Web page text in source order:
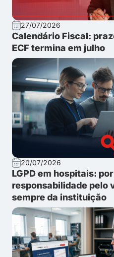
27/07/2026
Calendário Fiscal:
ECF termina em julho
20/07/2026
LGPD em hospitais:
responsabilidade pelo
sempre da instituição